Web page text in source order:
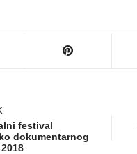
festival
dokumentarnog